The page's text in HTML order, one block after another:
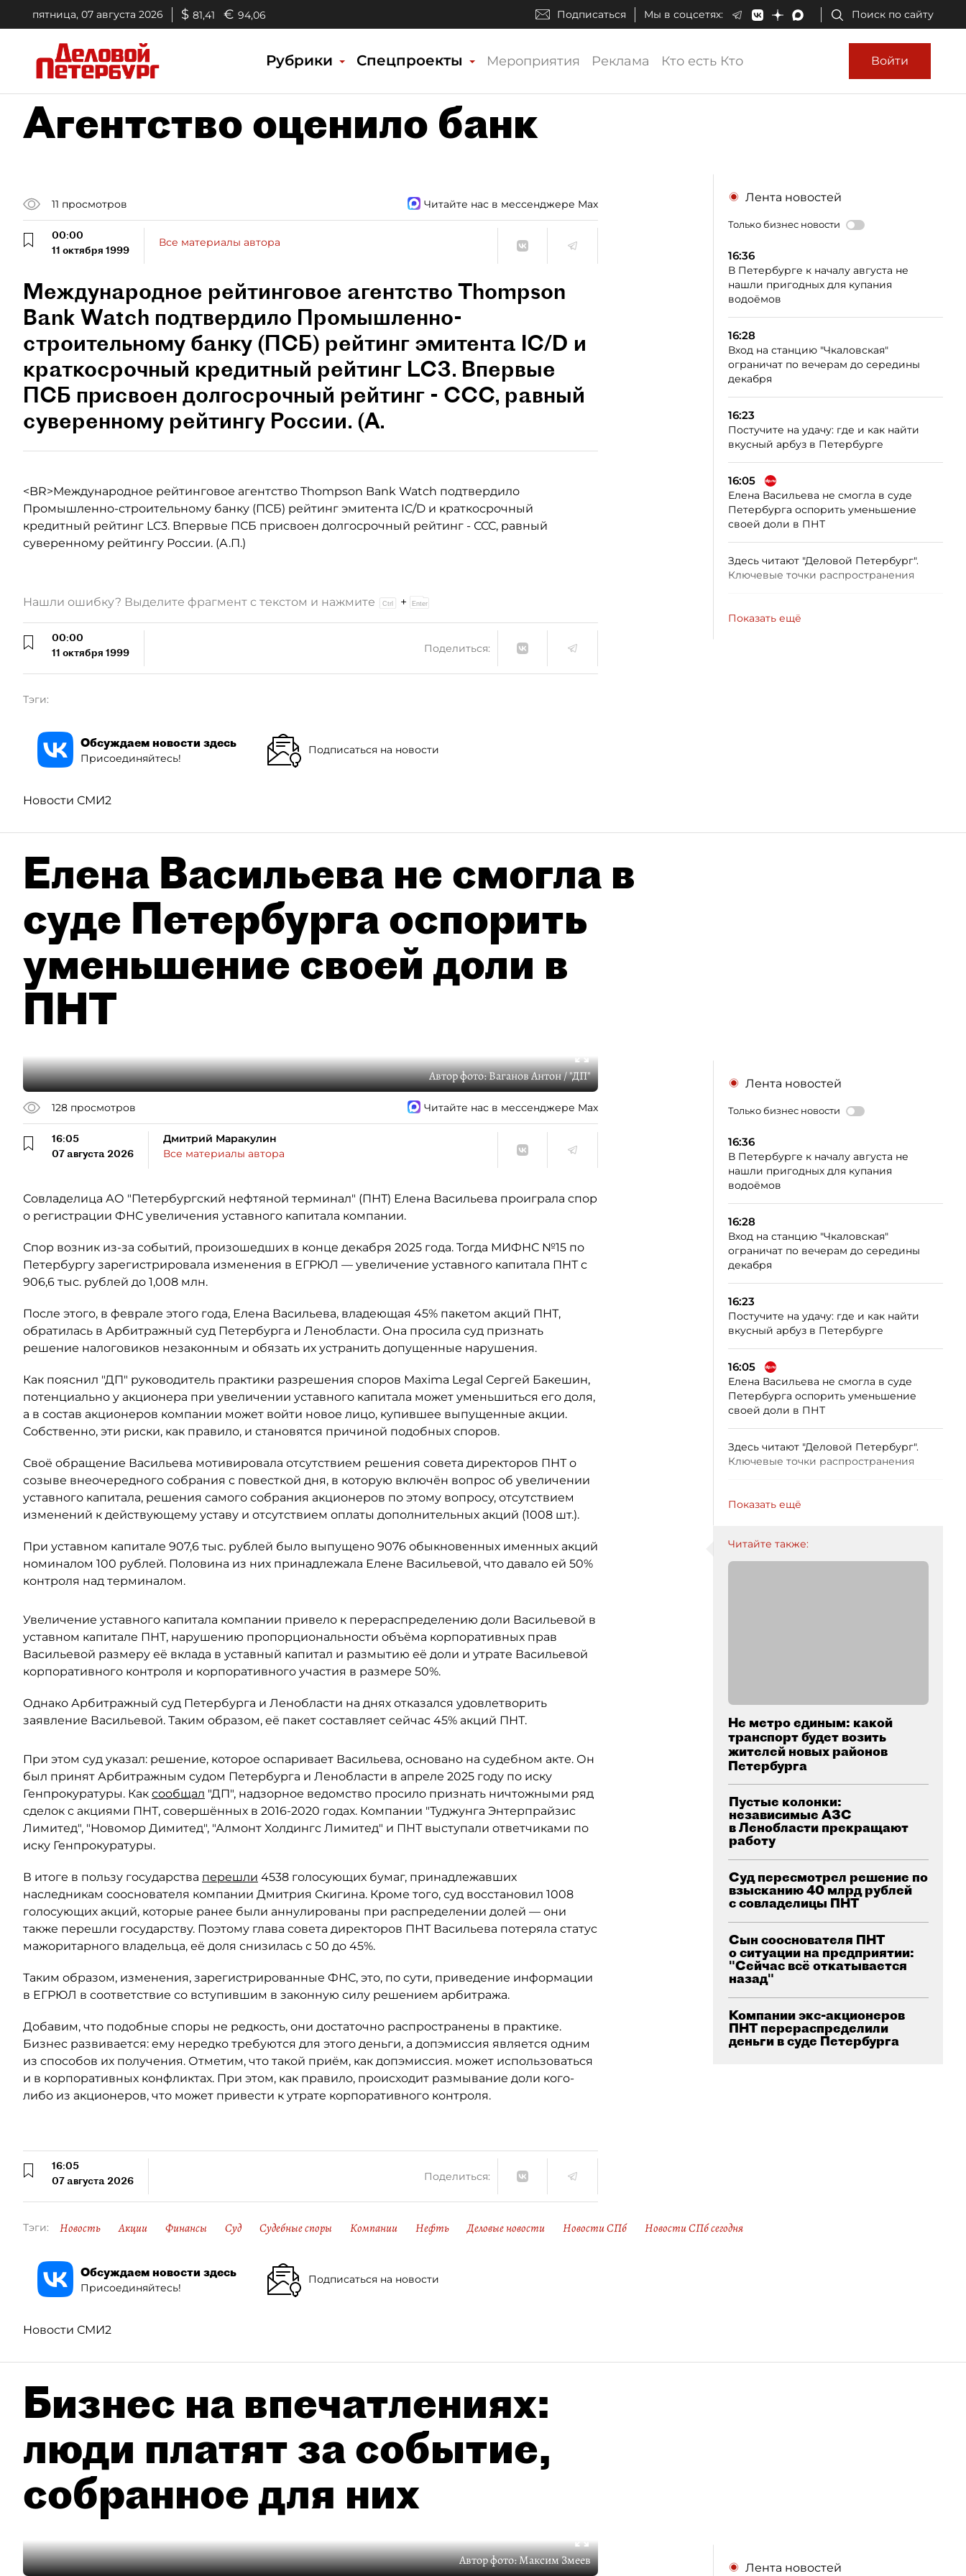
пятница, 07 августа 2026 $ 81,41 € 94,06 Подписаться Мы в соцсетях: Поиск по сайту
Рубрики Спецпроекты Мероприятия Реклама Кто есть Кто Войти
Агентство оценило банк
11 просмотров Читайте нас в мессенджере Max
00:00
11 октября 1999
Все материалы автора
Международное рейтинговое агентство Thompson
Bank Watch подтвердило Промышленно-
строительному банку (ПСБ) рейтинг эмитента IC/D и
краткосрочный кредитный рейтинг LC3. Впервые
ПСБ присвоен долгосрочный рейтинг - ССС, равный
суверенному рейтингу России. (А.
<BR>Международное рейтинговое агентство Thompson Bank Watch подтвердило
Промышленно-строительному банку (ПСБ) рейтинг эмитента IC/D и краткосрочный
кредитный рейтинг LC3. Впервые ПСБ присвоен долгосрочный рейтинг - ССС, равный
суверенному рейтингу России. (А.П.)
Лента новостей
Только бизнес новости
16:36
В Петербурге к началу августа не
нашли пригодных для купания
водоёмов
16:28
Вход на станцию "Чкаловская"
ограничат по вечерам до середины
декабря
16:23
Постучите на удачу: где и как найти
вкусный арбуз в Петербурге
16:05
Елена Васильева не смогла в суде
Петербурга оспорить уменьшение
своей доли в ПНТ
Здесь читают "Деловой Петербург".
Ключевые точки распространения
Показать ещё
Нашли ошибку? Выделите фрагмент с текстом и нажмите +
00:00
11 октября 1999
Поделиться:
Тэги:
Обсуждаем новости здесь
Присоединяйтесь!
Подписаться на новости
Новости СМИ2
Елена Васильева не смогла в
суде Петербурга оспорить
уменьшение своей доли в
ПНТ
Автор фото:Ваганов Антон / "ДП"
128 просмотров Читайте нас в мессенджере Max
16:05
07 августа 2026
Дмитрий Маракулин
Все материалы автора
Совладелица АО "Петербургский нефтяной терминал" (ПНТ) Елена Васильева проиграла спор
о регистрации ФНС увеличения уставного капитала компании.
Спор возник из-за событий, произошедших в конце декабря 2025 года. Тогда МИФНС №15 по
Петербургу зарегистрировала изменения в ЕГРЮЛ — увеличение уставного капитала ПНТ с
906,6 тыс. рублей до 1,008 млн.
После этого, в феврале этого года, Елена Васильева, владеющая 45% пакетом акций ПНТ,
обратилась в Арбитражный суд Петербурга и Ленобласти. Она просила суд признать
решение налоговиков незаконным и обязать их устранить допущенные нарушения.
Как пояснил "ДП" руководитель практики разрешения споров Maxima Legal Сергей Бакешин,
потенциально у акционера при увеличении уставного капитала может уменьшиться его доля,
а в состав акционеров компании может войти новое лицо, купившее выпущенные акции.
Собственно, эти риски, как правило, и становятся причиной подобных споров.
Своё обращение Васильева мотивировала отсутствием решения совета директоров ПНТ о
созыве внеочередного собрания с повесткой дня, в которую включён вопрос об увеличении
уставного капитала, решения самого собрания акционеров по этому вопросу, отсутствием
изменений к действующему уставу и отсутствием оплаты дополнительных акций (1008 шт.).
При уставном капитале 907,6 тыс. рублей было выпущено 9076 обыкновенных именных акций
номиналом 100 рублей. Половина из них принадлежала Елене Васильевой, что давало ей 50%
контроля над терминалом.
Увеличение уставного капитала компании привело к перераспределению доли Васильевой в
уставном капитале ПНТ, нарушению пропорциональности объёма корпоративных прав
Васильевой размеру её вклада в уставный капитал и размытию её доли и утрате Васильевой
корпоративного контроля и корпоративного участия в размере 50%.
Однако Арбитражный суд Петербурга и Ленобласти на днях отказался удовлетворить
заявление Васильевой. Таким образом, её пакет составляет сейчас 45% акций ПНТ.
При этом суд указал: решение, которое оспаривает Васильева, основано на судебном акте. Он
был принят Арбитражным судом Петербурга и Ленобласти в апреле 2025 году по иску
Генпрокуратуры. Как сообщал "ДП", надзорное ведомство просило признать ничтожными ряд
сделок с акциями ПНТ, совершённых в 2016-2020 годах. Компании "Туджунга Энтерпрайзис
Лимитед", "Новомор Димитед", "Алмонт Холдингс Лимитед" и ПНТ выступали ответчиками по
иску Генпрокуратуры.
В итоге в пользу государства перешли 4538 голосующих бумаг, принадлежавших
наследникам сооснователя компании Дмитрия Скигина. Кроме того, суд восстановил 1008
голосующих акций, которые ранее были аннулированы при распределении долей — они
также перешли государству. Поэтому глава совета директоров ПНТ Васильева потеряла статус
мажоритарного владельца, её доля снизилась с 50 до 45%.
Таким образом, изменения, зарегистрированные ФНС, это, по сути, приведение информации
в ЕГРЮЛ в соответствие со вступившим в законную силу решением арбитража.
Добавим, что подобные споры не редкость, они достаточно распространены в практике.
Бизнес развивается: ему нередко требуются для этого деньги, а допэмиссия является одним
из способов их получения. Отметим, что такой приём, как допэмиссия. может использоваться
и в корпоративных конфликтах. При этом, как правило, происходит размывание доли кого-
либо из акционеров, что может привести к утрате корпоративного контроля.
Лента новостей
Только бизнес новости
16:36
В Петербурге к началу августа не
нашли пригодных для купания
водоёмов
16:28
Вход на станцию "Чкаловская"
ограничат по вечерам до середины
декабря
16:23
Постучите на удачу: где и как найти
вкусный арбуз в Петербурге
16:05
Елена Васильева не смогла в суде
Петербурга оспорить уменьшение
своей доли в ПНТ
Здесь читают "Деловой Петербург".
Ключевые точки распространения
Показать ещё
Читайте также:
Не метро единым: какой
транспорт будет возить
жителей новых районов
Петербурга
Пустые колонки:
независимые АЗС
в Ленобласти прекращают
работу
Суд пересмотрел решение по
взысканию 40 млрд рублей
с совладелицы ПНТ
Сын сооснователя ПНТ
о ситуации на предприятии:
"Сейчас всё откатывается
назад"
Компании экс-акционеров
ПНТ перераспределили
деньги в суде Петербурга
16:05
07 августа 2026
Поделиться:
Тэги: Новость Акции Финансы Суд Судебные споры Компании Нефть Деловые новости Новости СПб Новости СПб сегодня
Обсуждаем новости здесь
Присоединяйтесь!
Подписаться на новости
Новости СМИ2
Бизнес на впечатлениях:
люди платят за событие,
собранное для них
Автор фото:Максим Змеев Лента новостей